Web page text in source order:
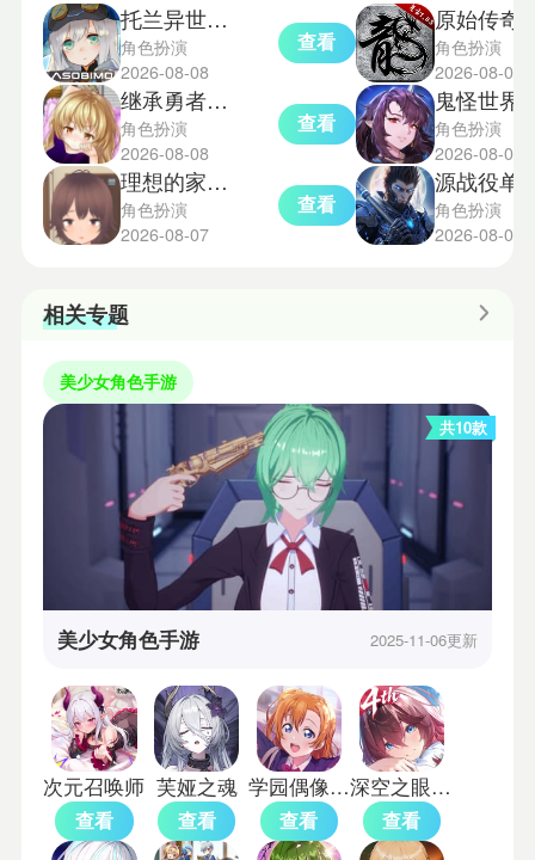
托兰异世录国际服
角色扮演
2026-08-08
查看
继承勇者之力直装版
角色扮演
2026-08-08
查看
理想的家里蹲生活正式版
角色扮演
2026-08-07
查看
原始传奇2
角色扮演
2026-08-07
鬼怪世界
角色扮演
2026-08-07
角色扮演
2026-08-07
相关专题
美少女角色手游
共10款
美少女角色手游 2025-11-06更新
次元召唤师
查看
芙娅之魂
查看
学园偶像祭2全明星
查看
深空之眼小米版
查看